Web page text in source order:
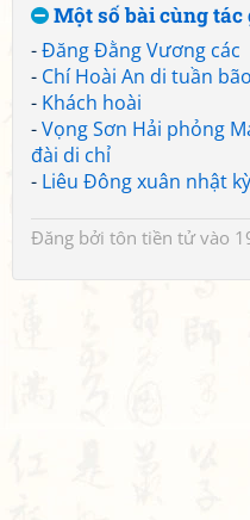
Một số bài cùng tác
-Đăng Đằng Vương các
- Chí Hoài An di tuần
- Khách hoài
-Vọng Sơn Hải phỏng
đài di chỉ
- Liêu Đông xuân nhật
Đăng bởi tôn tiền tửvào